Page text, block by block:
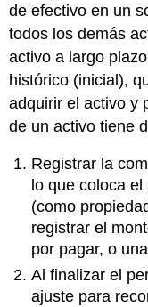
de efectivo en un
todos los demás
activo a largo
histórico (inicial),
adquirir el activo y
de un activo tiene
Registrar la
lo que coloca
(como
registrar el
por pagar, o
Al finalizar el
ajuste para